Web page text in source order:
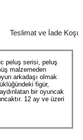
Teslimat ve İade
peluş serisi, peluş
malzemeden
arkadaşı olmak
figür,
bir oyuncak
12 ay ve üzeri